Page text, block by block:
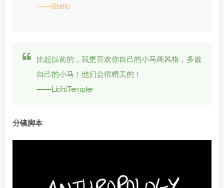
——Static
比起以前的，我更喜欢你自己的小马画风格，多做
自己的小马！他们会很精美的！
——LichtTempler
分镜脚本